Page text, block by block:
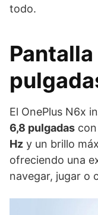
todo.
Pantalla
El OnePlus N6x
6,8 pulgadas
Hz y un brillo
ofreciendo una
navegar, jugar o